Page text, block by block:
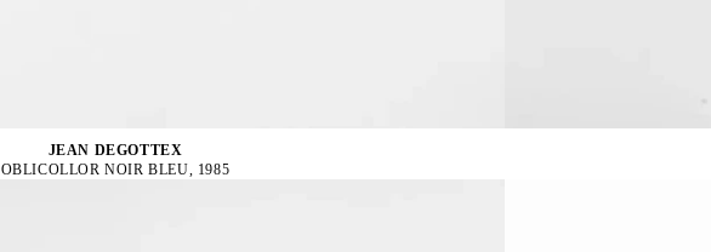
JEAN DEGOTTEX
OBLICOLLOR NOIR BLEU, 1985